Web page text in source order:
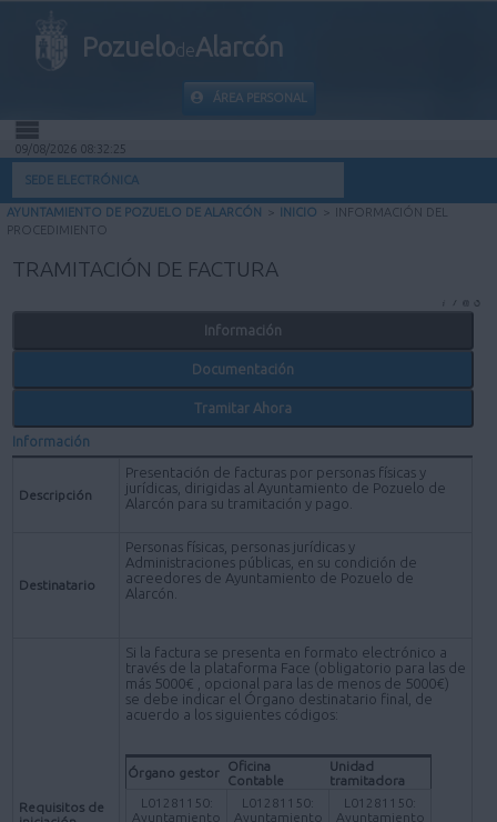
PozuelodeAlarcón
ÁREA PERSONAL
INICIO
INFORMACIÓN PÚBLICA
MI CARPETA
INFORMACIÓN MUNICIPAL
AYUDA
09/08/2026 08:32:25
SEDE ELECTRÓNICA
AYUNTAMIENTO DE POZUELO DE ALARCÓN > INICIO > INFORMACIÓN DEL
PROCEDIMIENTO
TRAMITACIÓN DE FACTURA
Información
Documentación
Tramitar Ahora
Información
Descripción
Presentación de facturas por personas físicas y
jurídicas, dirigidas al Ayuntamiento de Pozuelo de
Alarcón para su tramitación y pago.
Destinatario
Personas físicas, personas jurídicas y
Administraciones públicas, en su condición de
acreedores de Ayuntamiento de Pozuelo de
Alarcón.
Requisitos de
Si la factura se presenta en formato electrónico a
través de la plataforma Face (obligatorio para las de
más 5000€ , opcional para las de menos de 5000€)
se debe indicar el Órgano destinatario final, de
acuerdo a los siguientes códigos:
Órgano gestor
Oficina
Contable
Unidad
tramitadora
L01281150:
Ayuntamiento
L01281150:
Ayuntamiento
L01281150:
Ayuntamiento